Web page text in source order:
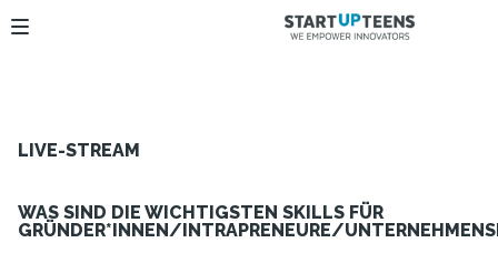
LIVE-STREAM
WAS SIND DIE WICHTIGSTEN SKILLS FÜR
GRÜNDER*INNEN/INTRAPRENEURE/